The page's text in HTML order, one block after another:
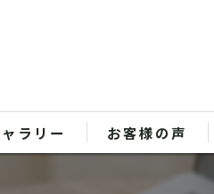
ラリー お客様の声